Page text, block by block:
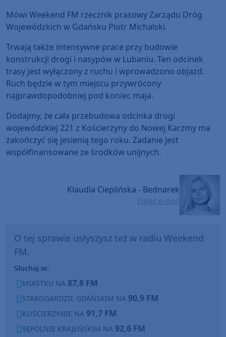
Mówi Weekend FM rzecznik prasowy Zarządu Dróg
Wojewódzkich w Gdańsku Piotr Michalski.
Trwają także intensywne prace przy budowie
konstrukcji drogi i nasypów w Lubaniu. Ten odcinek
trasy jest wyłączony z ruchu i wprowadzono objazd.
Ruch będzie w tym miejscu przywrócony
najprawdopodobniej pod koniec maja.
Dodajmy, że cała przebudowa odcinka drogi
wojewódzkiej 221 z Kościerzyny do Nowej Karzmy ma
zakończyć się jesienią tego roku. Zadanie jest
współfinansowane ze środków unijnych.
Klaudia Cieplińska - Bednarek
Pokaż e-mail
O tej sprawie usłyszysz też w radiu Weekend
FM.
Słuchaj w:
MIASTKU NA 87,8 FM
STAROGARDZIE GDAŃSKIM NA 90,9 FM
KOŚCIERZYNIE NA 91,7 FM
SĘPÓLNIE KRAJEŃSKIM NA 92,6 FM